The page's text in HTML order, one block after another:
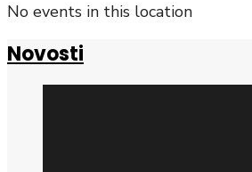
No events in this location
Novosti